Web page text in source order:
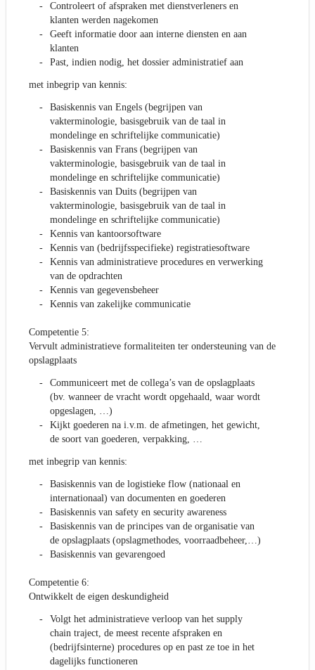
Controleert of afspraken met dienstverleners en
klanten werden nagekomen
Geeft informatie door aan interne diensten en aan
klanten
Past, indien nodig, het dossier administratief aan
met inbegrip van kennis:
Basiskennis van Engels (begrijpen van
vakterminologie, basisgebruik van de taal in
mondelinge en schriftelijke communicatie)
Basiskennis van Frans (begrijpen van
vakterminologie, basisgebruik van de taal in
mondelinge en schriftelijke communicatie)
Basiskennis van Duits (begrijpen van
vakterminologie, basisgebruik van de taal in
mondelinge en schriftelijke communicatie)
Kennis van kantoorsoftware
Kennis van (bedrijfsspecifieke) registratiesoftware
Kennis van administratieve procedures en verwerking
van de opdrachten
Kennis van gegevensbeheer
Kennis van zakelijke communicatie
Competentie 5:
Vervult administratieve formaliteiten ter ondersteuning van de
opslagplaats
Communiceert met de collega’s van de opslagplaats
(bv. wanneer de vracht wordt opgehaald, waar wordt
opgeslagen, …)
Kijkt goederen na i.v.m. de afmetingen, het gewicht,
de soort van goederen, verpakking, …
met inbegrip van kennis:
Basiskennis van de logistieke flow (nationaal en
internationaal) van documenten en goederen
Basiskennis van safety en security awareness
Basiskennis van de principes van de organisatie van
de opslagplaats (opslagmethodes, voorraadbeheer,…)
Basiskennis van gevarengoed
Competentie 6:
Ontwikkelt de eigen deskundigheid
Volgt het administratieve verloop van het supply
chain traject, de meest recente afspraken en
(bedrijfsinterne) procedures op en past ze toe in het
dagelijks functioneren